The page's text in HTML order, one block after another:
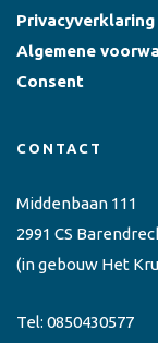
Privacyverklaring
Algemene
Consent
CONTACT
Middenbaan 111
2991 CS
(in gebouw Het
Tel: 0850430577